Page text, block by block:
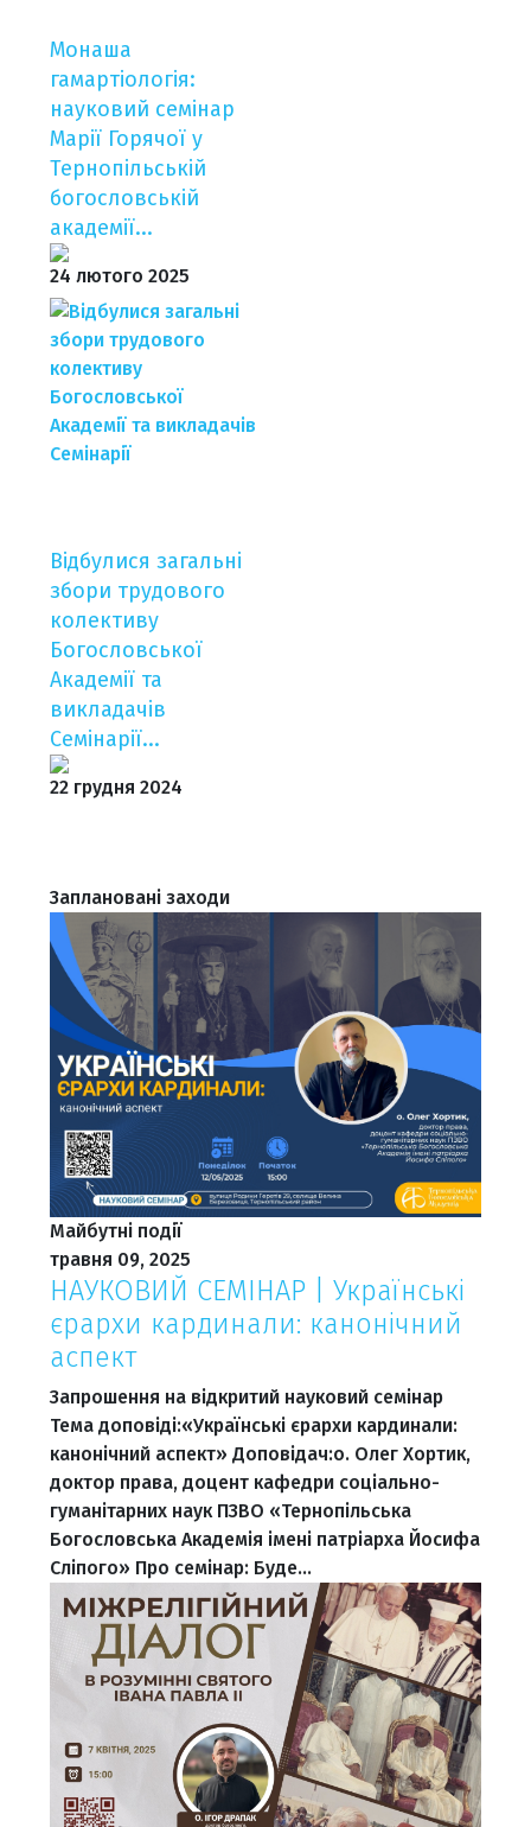
Монаша
гамартіологія:
науковий семінар
Марії Горячої у
Тернопільській
богословській
академії...
24 лютого 2025
Відбулися загальні
збори трудового
колективу
Богословської
Академії та
викладачів
Семінарії...
22 грудня 2024
Заплановані заходи
Майбутні події
травня 09, 2025
НАУКОВИЙ СЕМІНАР | Українські
єрархи кардинали: канонічний
аспект
Запрошення на відкритий науковий семінар
Тема доповіді:«Українські єрархи кардинали:
канонічний аспект» Доповідач:о. Олег Хортик,
доктор права, доцент кафедри соціально-
гуманітарних наук ПЗВО «Тернопільська
Богословська Академія імені патріарха Йосифа
Сліпого» Про семінар: Буде…